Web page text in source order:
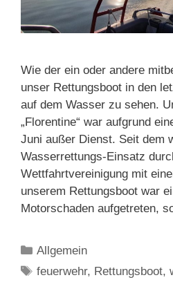
Wie der ein oder andere
unser Rettungsboot in den
auf dem Wasser zu sehen.
„Florentine“ war aufgrund
Juni außer Dienst. Seit dem
Wasserrettungs-Einsatz
Wettfahrtvereinigung mit
unserem Rettungsboot war
Motorschaden aufgetreten,
Kategorien
Allgemein
Schlagwörter
feuerwehr, Rettungsboot,